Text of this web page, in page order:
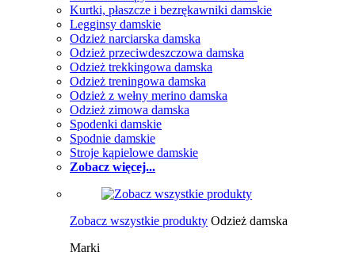
Kurtki, płaszcze i bezrękawniki damskie
Legginsy damskie
Odzież narciarska damska
Odzież przeciwdeszczowa damska
Odzież trekkingowa damska
Odzież treningowa damska
Odzież z wełny merino damska
Odzież zimowa damska
Spodenki damskie
Spodnie damskie
Stroje kąpielowe damskie
Zobacz więcej...
Zobacz wszystkie produkty Odzież damska
Marki